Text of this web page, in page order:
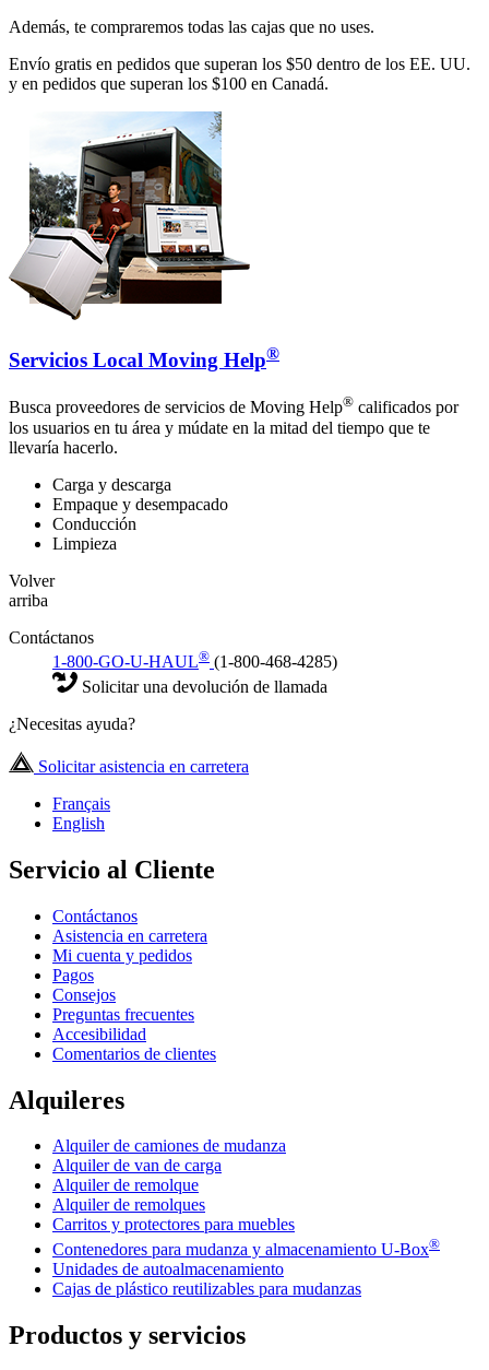
Además, te compraremos todas las cajas que no uses.
Envío gratis en pedidos que superan los $50 dentro de los EE. UU.
y en pedidos que superan los $100 en Canadá.
Servicios Local Moving Help®
Busca proveedores de servicios de Moving Help® calificados por
los usuarios en tu área y múdate en la mitad del tiempo que te
llevaría hacerlo.
Carga y descarga
Empaque y desempacado
Conducción
Limpieza
Volver
arriba
Contáctanos
1-800-GO-U-HAUL® (1-800-468-4285)
Solicitar una devolución de llamada
¿Necesitas ayuda?
Solicitar asistencia en carretera
Français
English
Servicio al Cliente
Contáctanos
Asistencia en carretera
Mi cuenta y pedidos
Pagos
Consejos
Preguntas frecuentes
Accesibilidad
Comentarios de clientes
Alquileres
Alquiler de camiones de mudanza
Alquiler de van de carga
Alquiler de remolque
Alquiler de remolques
Carritos y protectores para muebles
Contenedores para mudanza y almacenamiento U-Box®
Unidades de autoalmacenamiento
Cajas de plástico reutilizables para mudanzas
Productos y servicios